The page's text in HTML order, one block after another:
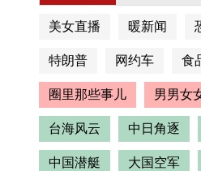
美女直播 暖新闻
特朗普 网约车 食
圈里那些事儿 男男女
台海风云 中日角逐
中国潜艇 大国空军